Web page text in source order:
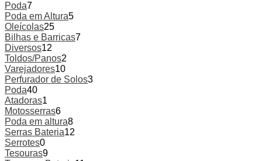
Poda7
Poda em Altura5
Oleícolas25
Bilhas e Barricas7
Diversos12
Toldos/Panos2
Varejadores10
Perfurador de Solos3
Poda40
Atadoras1
Motosserras6
Poda em altura8
Serras Bateria12
Serrotes0
Tesouras9